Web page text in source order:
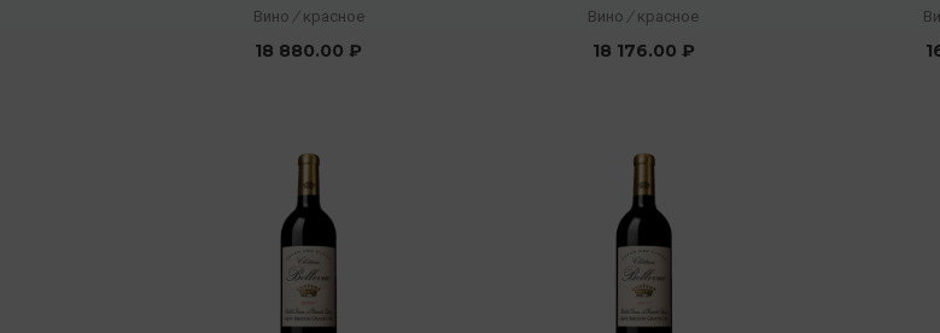
Вино / красное
18 880.00 ₽
Вино / красное
18 176.00 ₽